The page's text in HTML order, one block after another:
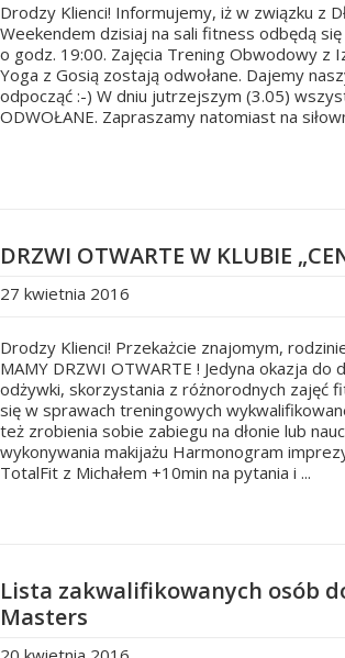
Drodzy Klienci! Informujemy, iż w związku z
Weekendem dzisiaj na sali fitness odbędą się
o godz. 19:00. Zajęcia Trening Obwodowy z
Yoga z Gosią zostają odwołane. Dajemy
odpocząć :-) W dniu jutrzejszym (3.05)
ODWOŁANE. Zapraszamy natomiast na
DRZWI OTWARTE W KLUBIE
27 kwietnia 2016
Drodzy Klienci! Przekażcie znajomym,
MAMY DRZWI OTWARTE ! Jedyna okazja do
odżywki, skorzystania z różnorodnych zajęć
się w sprawach treningowych
też zrobienia sobie zabiegu na dłonie lub
wykonywania makijażu Harmonogram
TotalFit z Michałem +10min na pytania i ...
Lista zakwalifikowanych osób
Masters